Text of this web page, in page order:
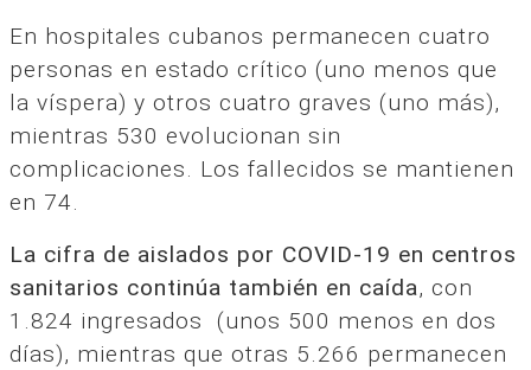
En hospitales cubanos permanecen cuatro
personas en estado crítico (uno menos que
la víspera) y otros cuatro graves (uno más),
mientras 530 evolucionan sin
complicaciones. Los fallecidos se mantienen
en 74.
La cifra de aislados por COVID-19 en centros
sanitarios continúa también en caída, con
1.824 ingresados (unos 500 menos en dos
días), mientras que otras 5.266 permanecen